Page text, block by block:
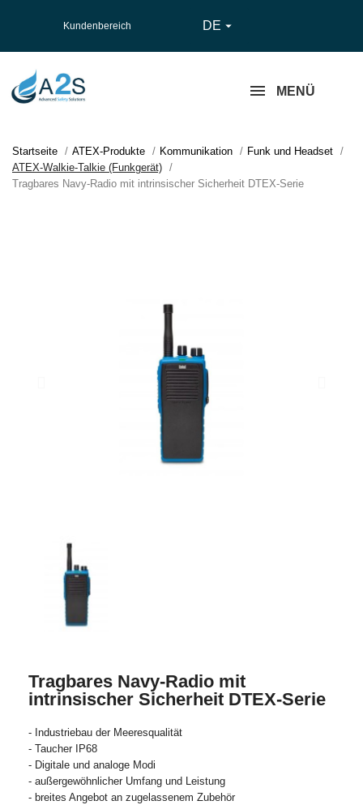
Kundenbereich DE 
MENÜ
Startseite ATEX-Produkte Kommunikation
Funk und Headset
ATEX-Walkie-Talkie (Funkgerät)
Tragbares Navy-Radio mit intrinsischer Sicherheit DTEX-Serie
Tragbares Navy-Radio mit
intrinsischer Sicherheit DTEX-Serie
- Industriebau der Meeresqualität
- Taucher IP68
- Digitale und analoge Modi
- außergewöhnlicher Umfang und Leistung
- breites Angebot an zugelassenem Zubehör